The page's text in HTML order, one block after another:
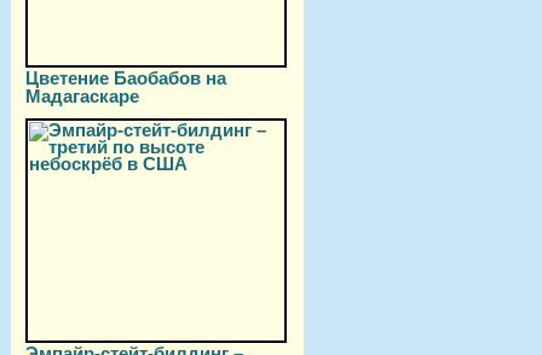
Цветение Баобабов на
Мадагаскаре